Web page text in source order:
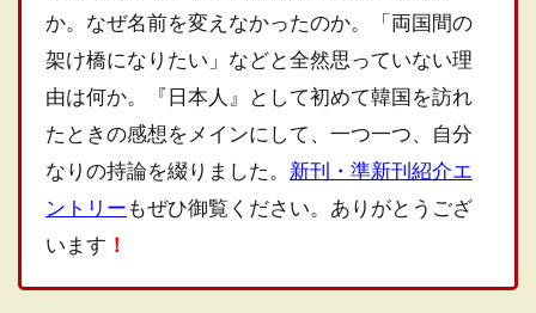
か。なぜ名前を変えなかったのか。「両国間の
架け橋になりたい」などと全然思っていない理
由は何か。『日本人』として初めて韓国を訪れ
たときの感想をメインにして、一つ一つ、自分
なりの持論を綴りました。 新刊・準新刊紹介エ
ントリーもぜひ御覧ください。ありがとうござ
います ！